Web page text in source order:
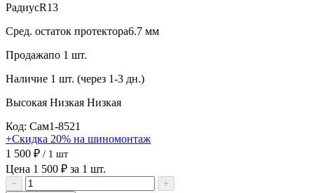
РадиусR13
Сред. остаток протектора6.7 мм
Продажапо 1 шт.
Наличие 1 шт. (через 1-3 дн.)
Высокая Низкая Низкая
Код: Сам1-8521
+Скидка 20% на шиномонтаж
1 500 ₽ / 1 шт
Цена 1 500 ₽ за 1 шт.
−
+